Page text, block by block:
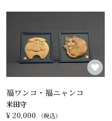
福ワンコ・福ニャンコ
¥ 20,000 税込
米田守